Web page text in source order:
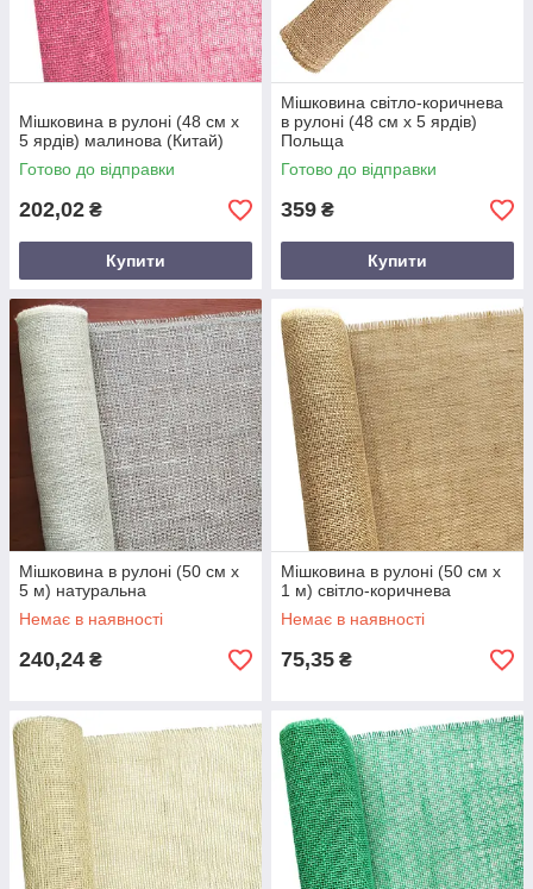
Мішковина в рулоні (48 см х
5 ярдів) малинова (Китай)
Готово до відправки
202,02 ₴
Купити
Мішковина світло-коричнева
в рулоні (48 см х 5 ярдів)
Польща
Готово до відправки
359 ₴
Купити
Мішковина в рулоні (50 см х
5 м) натуральна
Немає в наявності
240,24 ₴
Мішковина в рулоні (50 см х
1 м) світло-коричнева
Немає в наявності
75,35 ₴